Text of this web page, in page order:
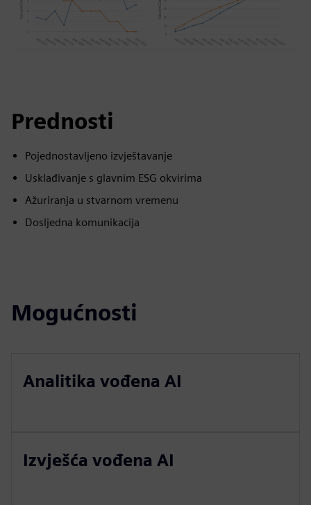
Prednosti
Pojednostavljeno izvještavanje
Usklađivanje s glavnim ESG okvirima
Ažuriranja u stvarnom vremenu
Dosljedna komunikacija
Mogućnosti
Analitika vođena AI
Izvješća vođena AI